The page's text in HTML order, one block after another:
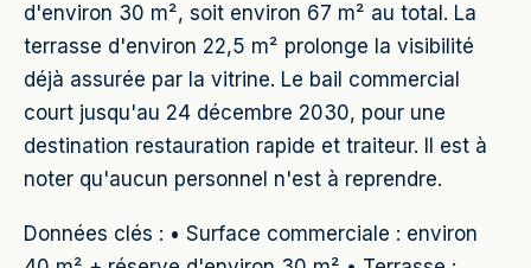
d'environ 30 m², soit environ 67 m² au total. La
terrasse d'environ 22,5 m² prolonge la visibilité
déjà assurée par la vitrine. Le bail commercial
court jusqu'au 24 décembre 2030, pour une
destination restauration rapide et traiteur. Il est à
noter qu'aucun personnel n'est à reprendre.
Données clés : • Surface commerciale : environ